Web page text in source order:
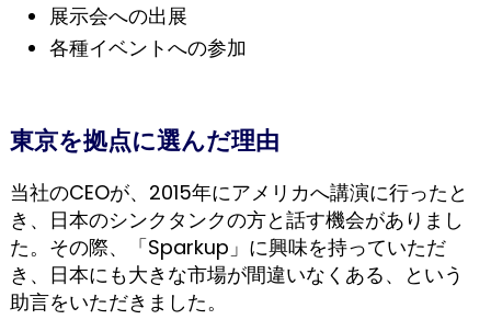
展示会への出展
各種イベントへの参加
東京を拠点に選んだ理由
当社のCEOが、2015年にアメリカへ講演に行ったと
き、日本のシンクタンクの方と話す機会がありまし
た。その際、「Sparkup」に興味を持っていただ
き、日本にも大きな市場が間違いなくある、という
助言をいただきました。